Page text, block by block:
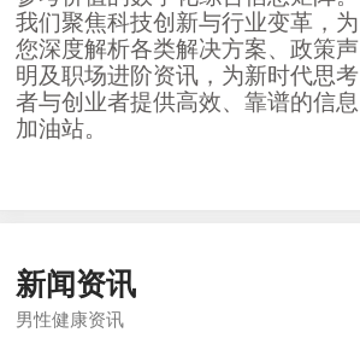
我们聚焦科技创新与行业变革，为
您深度解析各类解决方案、政策声
明及职场进阶资讯，为新时代思考
者与创业者提供高效、靠谱的信息
加油站。
新闻资讯
男性健康资讯